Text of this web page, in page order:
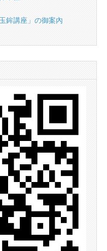
鉾講座」の御案內